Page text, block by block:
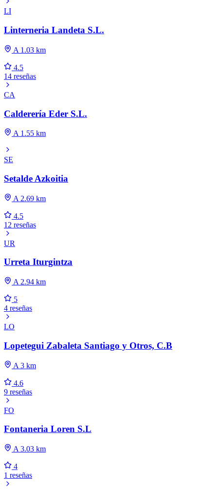
LI
Linterneria Landeta S.L.
A 1.03 km
4.5
14 reseñas
CA
Calderería Eder S.L.
A 1.55 km
SE
Setalde Azkoitia
A 2.69 km
4.5
12 reseñas
UR
Urreta Iturgintza
A 2.94 km
5
4 reseñas
LO
Lopetegui Zabaleta Santiago y Otros, C.B
A 3 km
4.6
9 reseñas
FO
Fontaneria Loren S.L
A 3.03 km
4
1 reseñas